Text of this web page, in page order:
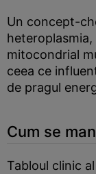
Un concept-
mitocondrial
ceea ce
de pragul
Cum se
Tabloul clinic